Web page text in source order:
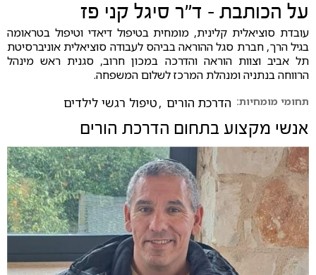
על הכותבת - ד"ר סיגל קני פז
עובדת סוציאלית קלינית, מומחית בטיפול דיאדי וטיפול בטראומה
בגיל הרך, חברת סגל ההוראה בביהס לעבודה סוציאלית אוניברסיטת
תל אביב וצוות הוראה והדרכה במכון חרוב, סגנית ראש מינהל
הרווחה בנתניה ומנהלת המרכז לשלום המשפחה.
תחומי מומחיות: הדרכת הורים ,טיפול רגשי לילדים
אנשי מקצוע בתחום הדרכת הורים